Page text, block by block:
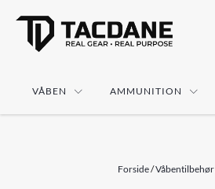
VÅBEN AMMUNITION
Forside/Våbentilbehør